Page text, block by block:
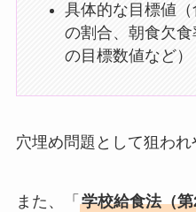
具体的な目標値
の割合、朝食欠
の目標数値など）
穴埋め問題として狙われ
また、「 学校給食法（